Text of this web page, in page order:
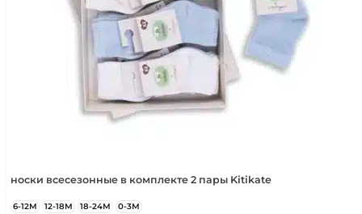
носки всесезонные в комплекте 2 пары Kitikate
6-12М 12-18М 18-24М 0-3М